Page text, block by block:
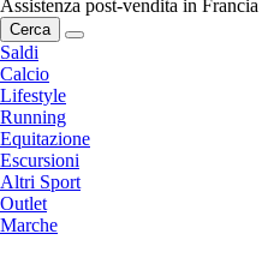
Assistenza post-vendita in Francia
Cerca
Saldi
Calcio
Lifestyle
Running
Equitazione
Escursioni
Altri Sport
Outlet
Marche